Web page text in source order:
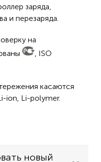
заряда,
и перезаряда.
на
, ISO
касаются
ion, Li-polymer.
новый